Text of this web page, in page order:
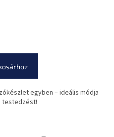
egyben – ideális módja
testedzést!